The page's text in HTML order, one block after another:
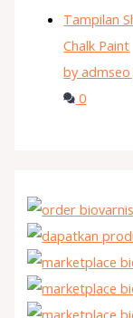
Tampilan
Chalk Paint
by admseo
0